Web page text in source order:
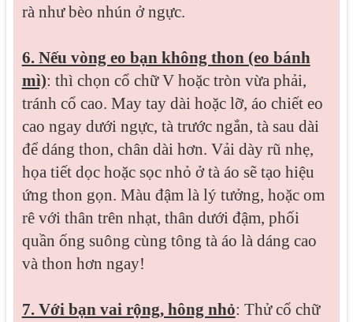
rà như bèo nhún ở ngực.
6. Nếu vòng eo bạn không thon (eo bánh
mì): thì chọn cổ chữ V hoặc tròn vừa phải,
tránh cổ cao. May tay dài hoặc lỡ, áo chiết eo
cao ngay dưới ngực, tà trước ngắn, tà sau dài
để dáng thon, chân dài hơn. Vải dày rũ nhẹ,
họa tiết dọc hoặc sọc nhỏ ở tà áo sẽ tạo hiệu
ứng thon gọn. Màu đậm là lý tưởng, hoặc om
rê với thân trên nhạt, thân dưới đậm, phối
quần ống suông cùng tông tà áo là dáng cao
và thon hơn ngay!
7. Với bạn vai rộng, hông nhỏ: Thử cổ chữ